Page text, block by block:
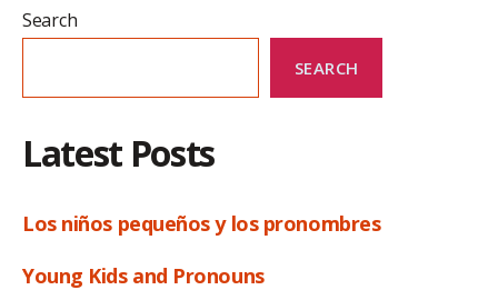
Search
SEARCH
Latest Posts
Los niños pequeños y los pronombres
Young Kids and Pronouns